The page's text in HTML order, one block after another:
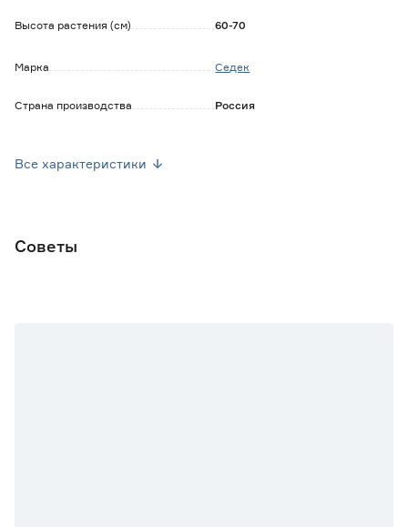
Высота растения (см) 60-70
Марка Седек
Страна производства Россия
Все характеристики
Советы